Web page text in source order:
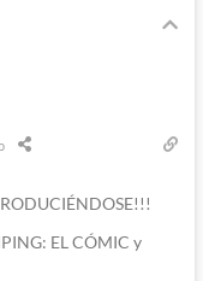
EL CÓMIC y